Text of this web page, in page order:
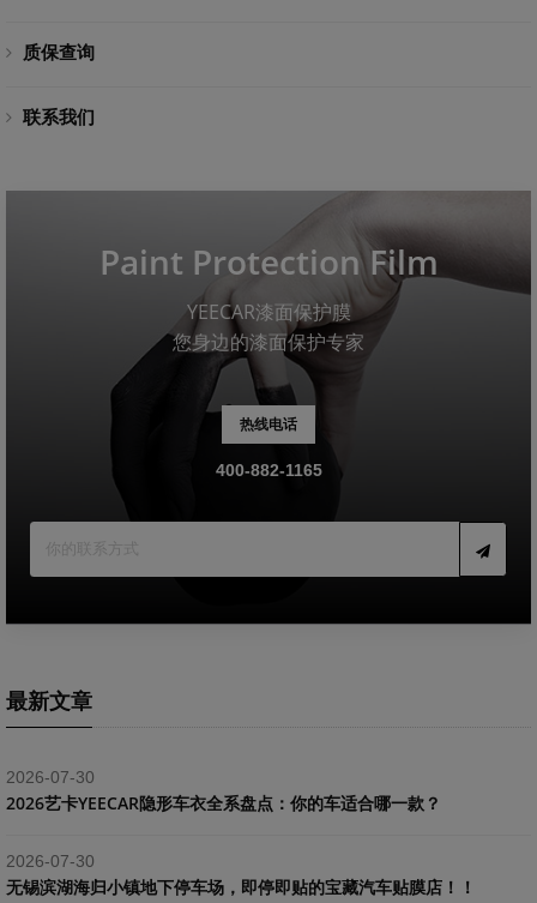
质保查询
联系我们
Paint Protection Film
YEECAR漆面保护膜
您身边的漆面保护专家
热线电话
400-882-1165
最新文章
2026-07-30
2026艺卡YEECAR隐形车衣全系盘点：你的车适合哪一款？
2026-07-30
​无锡滨湖海归小镇地下停车场，即停即贴的宝藏汽车贴膜店！！